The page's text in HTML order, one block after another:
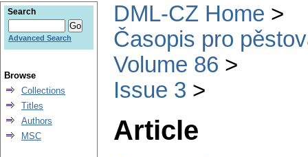
DML-CZ Home
Časopis pro
Volume 86
Issue 3
Article
Search
Advanced Search
Browse
Collections
Titles
Authors
MSC